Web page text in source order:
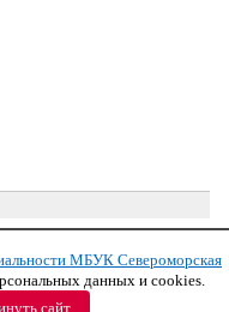
СЦБС
МБУК Североморская
данных и cookies.
сайт